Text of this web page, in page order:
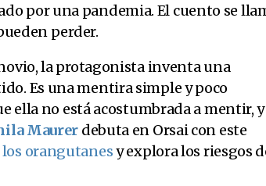
por una pandemia. El cuento se
perder.
la protagonista inventa una
Es una mentira simple y poco
ella no está acostumbrada a mentir, y
Maurer debuta en Orsai con este
orangutanesy explora los riesgos